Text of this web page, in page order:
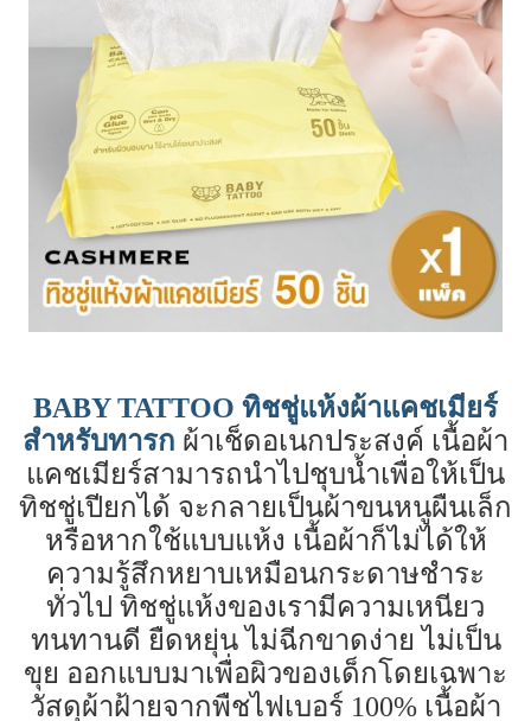
BABY TATTOO ทิชชู่แห้งผ้าแคชเมียร์
สำหรับทารก ผ้าเช็ดอเนกประสงค์ เนื้อผ้า
แคชเมียร์สามารถนำไปชุบน้ำเพื่อให้เป็น
ทิชชู่เปียกได้ จะกลายเป็นผ้าขนหนูผืนเล็ก
หรือหากใช้แบบแห้ง เนื้อผ้าก็ไม่ได้ให้
ความรู้สึกหยาบเหมือนกระดาษชำระ
ทั่วไป ทิชชู่แห้งของเรามีความเหนียว
ทนทานดี ยืดหยุ่น ไม่ฉีกขาดง่าย ไม่เป็น
ขุย ออกแบบมาเพื่อผิวของเด็กโดยเฉพาะ
วัสดุผ้าฝ้ายจากพืชไฟเบอร์ 100% เนื้อผ้า